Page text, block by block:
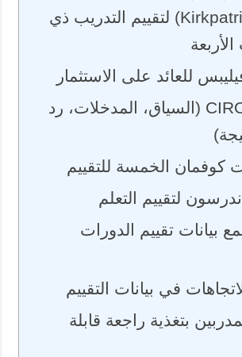
Kirkpatrick Model) لتقييم التدريب ذي
3. نموذج CIRO (السياق، المدخلات، رد
بيانات تقييم الدورات
بتغذية راجعة قابلة